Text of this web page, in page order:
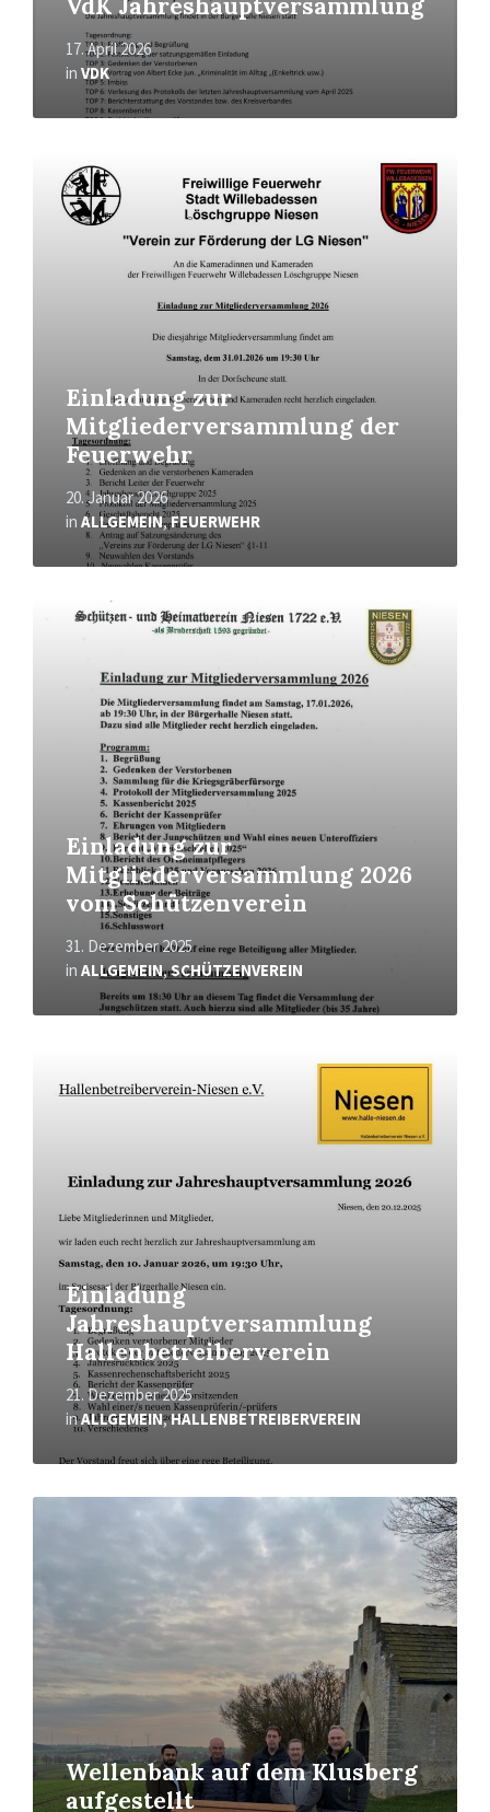
VdK Jahreshauptversammlung
17. April 2026
in VDK
Einladung zur
Mitgliederversammlung der
Feuerwehr
20. Januar 2026
in ALLGEMEIN,FEUERWEHR
erfahren
Einladung zur
Mitgliederversammlung 2026
vom Schützenverein
31. Dezember 2025
in ALLGEMEIN,SCHÜTZENVEREIN
erfahren
Einladung
Jahreshauptversammlung
Hallenbetreiberverein
21. Dezember 2025
inALLGEMEIN,HALLENBETREIBERVEREIN
erfahren
Wellenbank auf dem Klusberg
aufgestellt
Mehr